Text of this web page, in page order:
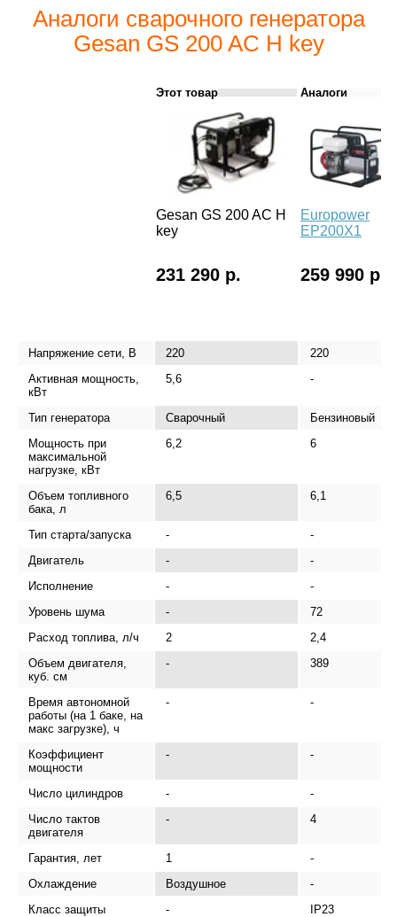
Аналоги сварочного генератора
Gesan GS 200 AC H key
Этот товар Аналоги
Gesan GS 200 AC H
key
Europower
ЕР200Х1
231 290 р. 259 990 р.
Напряжение сети, В 220
220
Активная мощность,
кВт
5,6 -
Тип генератора Сварочный
Бензиновый
Мощность при
максимальной
нагрузке, кВт
6,2 6
Объем топливного
бака, л
6,5 6,1
Тип старта/запуска -
-
Двигатель
-
-
Исполнение
-
-
Уровень шума
-
72
Расход топлива, л/ч
2
2,4
Объем двигателя,
куб. см
- 389
Время автономной
работы (на 1 баке, на
макс загрузке), ч
- -
Коэффициент
мощности
- -
Число цилиндров -
-
Число тактов
двигателя
- 4
Гарантия, лет 1
-
Охлаждение
Воздушное
-
Класс защиты
-
IP23